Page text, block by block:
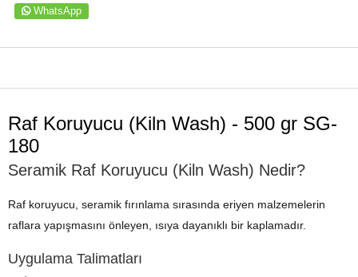
WhatsApp
Raf Koruyucu (Kiln Wash) - 500 gr SG-
180
Seramik Raf Koruyucu (Kiln Wash) Nedir?
Raf koruyucu, seramik fırınlama sırasında eriyen malzemelerin
raflara yapışmasını önleyen, ısıya dayanıklı bir kaplamadır.
Uygulama Talimatları